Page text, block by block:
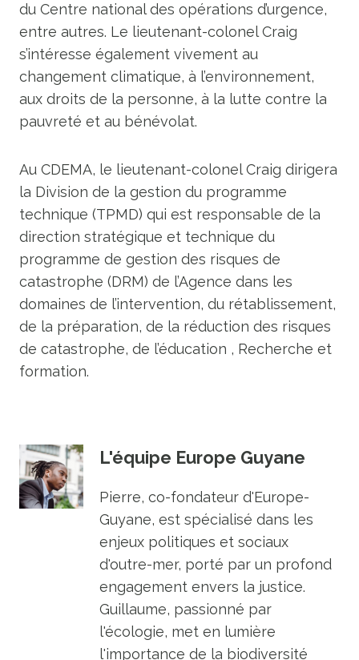
du Centre national des opérations d’urgence,
entre autres. Le lieutenant-colonel Craig
s’intéresse également vivement au
changement climatique, à l’environnement,
aux droits de la personne, à la lutte contre la
pauvreté et au bénévolat.
Au CDEMA, le lieutenant-colonel Craig dirigera
la Division de la gestion du programme
technique (TPMD) qui est responsable de la
direction stratégique et technique du
programme de gestion des risques de
catastrophe (DRM) de l’Agence dans les
domaines de l’intervention, du rétablissement,
de la préparation, de la réduction des risques
de catastrophe, de l’éducation , Recherche et
formation.
L'équipe Europe Guyane
Pierre, co-fondateur d'Europe-
Guyane, est spécialisé dans les
enjeux politiques et sociaux
d'outre-mer, porté par un profond
engagement envers la justice.
Guillaume, passionné par
l'écologie, met en lumière
l'importance de la biodiversité